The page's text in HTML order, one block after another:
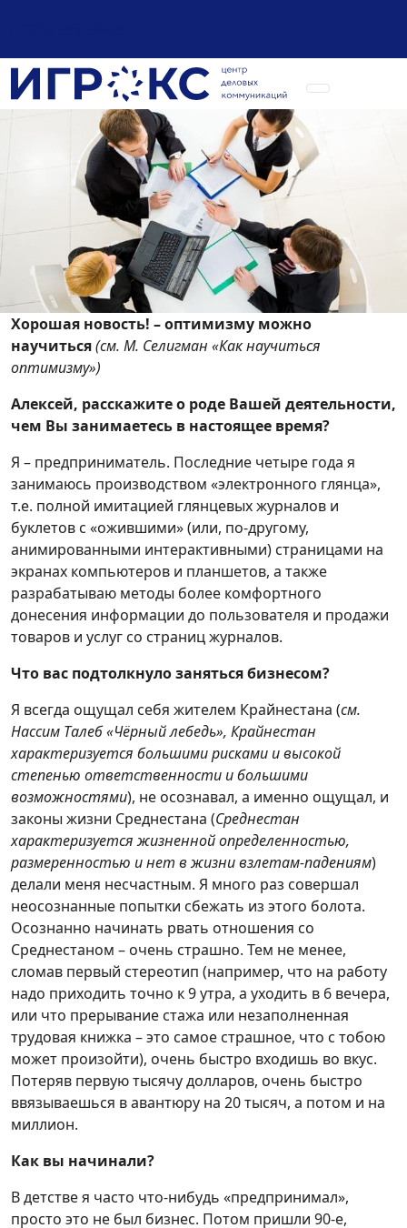
Хорошая новость! – оптимизму можно
научиться(см. М. Селигман «Как научиться
оптимизму»)
Алексей, расскажите о роде Вашей деятельности,
чем Вы занимаетесь в настоящее время?
Я – предприниматель. Последние четыре года я
занимаюсь производством «электронного глянца»,
т.е. полной имитацией глянцевых журналов и
буклетов с «ожившими» (или, по-другому,
анимированными интерактивными) страницами на
экранах компьютеров и планшетов, а также
разрабатываю методы более комфортного
донесения информации до пользователя и продажи
товаров и услуг со страниц журналов.
Что вас подтолкнуло заняться бизнесом?
Я всегда ощущал себя жителем Крайнестана (см.
Нассим Талеб «Чёрный лебедь», Крайнестан
характеризуется большими рисками и высокой
степенью ответственности и большими
возможностями), не осознавал, а именно ощущал, и
законы жизни Среднестана (Среднестан
характеризуется жизненной определенностью,
размеренностью и нет в жизни взлетам-падениям)
делали меня несчастным. Я много раз совершал
неосознанные попытки сбежать из этого болота.
Осознанно начинать рвать отношения со
Среднестаном – очень страшно. Тем не менее,
сломав первый стереотип (например, что на работу
надо приходить точно к 9 утра, а уходить в 6 вечера,
или что прерывание стажа или незаполненная
трудовая книжка – это самое страшное, что с тобою
может произойти), очень быстро входишь во вкус.
Потеряв первую тысячу долларов, очень быстро
ввязываешься в авантюру на 20 тысяч, а потом и на
миллион.
Как вы начинали?
В детстве я часто что-нибудь «предпринимал»,
просто это не был бизнес. Потом пришли 90-е,